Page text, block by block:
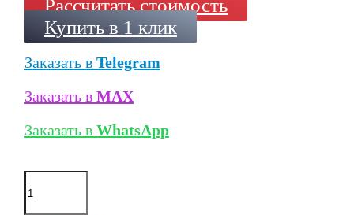
Рассчитать стоимость
Купить в 1 клик
Заказать в Telegram
Заказать в MAX
Заказать в WhatsApp
Количество
товара